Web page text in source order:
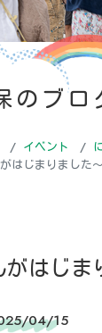
のブロ
イベント
はじまりました～
はじま
04/15